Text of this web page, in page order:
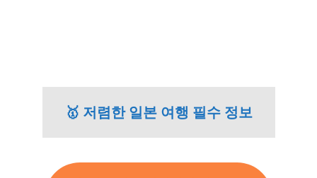
🥇 저렴한 일본 여행 필수 정보